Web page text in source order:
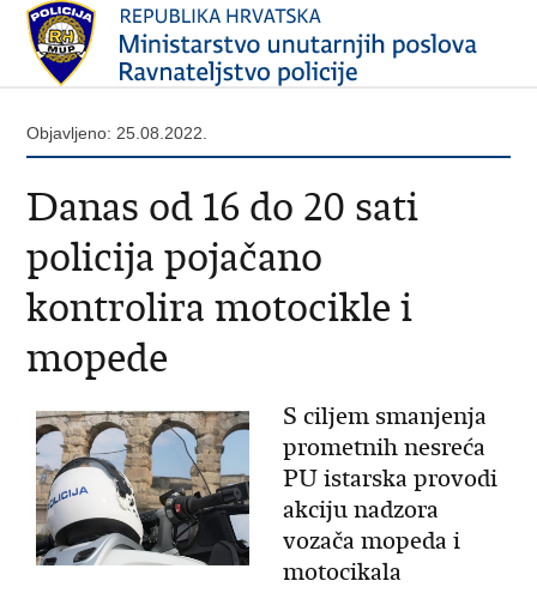
Objavljeno: 25.08.2022.
Danas od 16 do 20 sati
policija pojačano
kontrolira motocikle i
mopede
S ciljem smanjenja
prometnih nesreća
PU istarska provodi
akciju nadzora
vozača mopeda i
motocikala